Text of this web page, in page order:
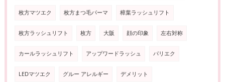
枚方マツエク 枚方まつ毛パーマ 樟葉ラッシュリフト
枚方ラッシュリフト 枚方 大阪 顔の印象 左右対称
カールラッシュリフト アップワードラッシュ パリエク
LEDマツエク グルー アレルギー デメリット